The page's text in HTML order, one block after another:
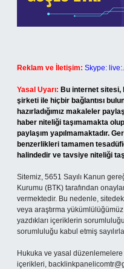
Reklam ve İletişim: Skype:
Yasal Uyarı: Bu internet sitesi,
şirketi ile hiçbir bağlantısı
hazırladığımız makaleler
haber niteliği taşımamakta
paylaşım yapılmamaktadır.
benzerlikleri tamamen
halindedir ve tavsiye niteliği
Sitemiz, 5651 Sayılı Kanun
Kurumu (BTK) tarafından
vermektedir. Bu nedenle,
veya araştırma
yazdıkları içeriklerin
sorumluluğu kabul etmiş
Hukuka ve yasal
içerikleri,